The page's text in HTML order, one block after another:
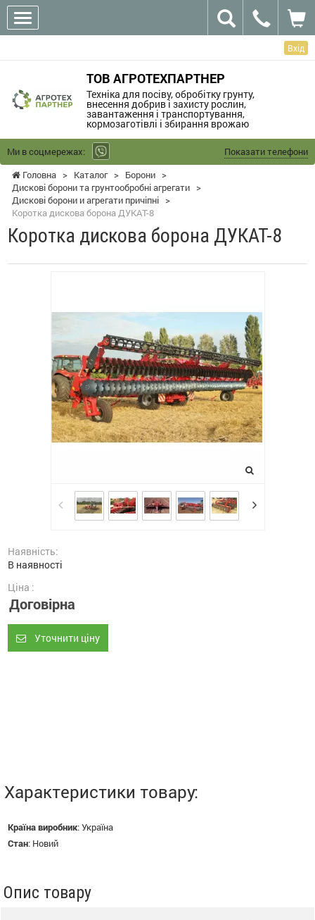
Вхід
ТОВ АГРОТЕХПАРТНЕР
Техніка для посіву, обробітку грунту,
внесення добрив і захисту рослин,
завантаження і транспортування,
кормозаготівлі і збирання врожаю
Ми в соцмережах:
Показати телефони
Головна > Каталог > Борони >
Дискові борони та грунтообробні агрегати >
Дискові борони и агрегати причіпні >
Коротка дискова борона ДУКАТ-8
Коротка дискова борона ДУКАТ-8
Наявність:
В наявності
Ціна :
Договірна
Уточнити ціну
Характеристики товару:
Країна виробник:Україна
Стан: Новий
Опис товару